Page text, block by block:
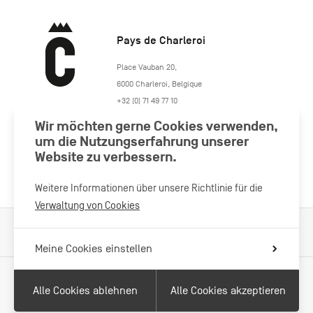
Pays de Charleroi
https://www.paysdecharleroi.be/
Place Vauban 20,
6000 Charleroi Belgique
+32 (0) 71 49 77 10
Besuchen Sie uns
Mit Unterstützung von
Wir möchten gerne Cookies verwenden,
um die Nutzungserfahrung unserer
Website zu verbessern.
Weitere Informationen über unsere Richtlinie für die
Verwaltung von Cookies
Meine Cookies einstellen
Alle Cookies ablehnen Alle Cookies akzeptieren